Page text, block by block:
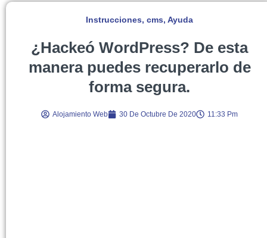
Instrucciones, cms, Ayuda
¿Hackeó WordPress? De esta
manera puedes recuperarlo de
forma segura.
Alojamiento Web 30 De Octubre De 2020 11:33 Pm